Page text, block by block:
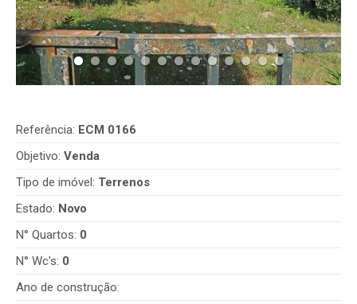
Referência: ECM 0166
Objetivo: Venda
Tipo de imóvel: Terrenos
Estado: Novo
N° Quartos: 0
N° Wc's: 0
Ano de construção: